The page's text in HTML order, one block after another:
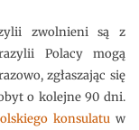
zwolnieni są z
Polacy mogą
zgłaszając się
o kolejne 90 dni.
konsulatu w